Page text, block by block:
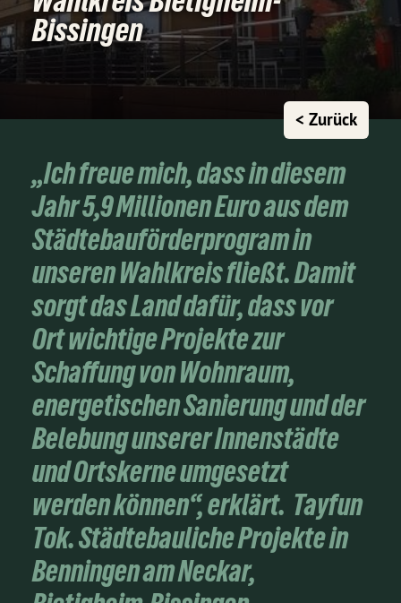
Bissingen
< Zurück
„Ich freue mich, dass in diesem
Jahr 5,9 Millionen Euro aus dem
Städtebauförderprogram in
unseren Wahlkreis fließt. Damit
sorgt das Land dafür, dass vor
Ort wichtige Projekte zur
Schaffung von Wohnraum,
energetischen Sanierung und der
Belebung unserer Innenstädte
und Ortskerne umgesetzt
werden können“, erklärt. Tayfun
Tok. Städtebauliche Projekte in
Benningen am Neckar,